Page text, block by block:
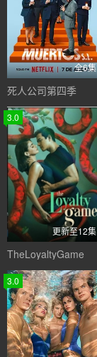
全6集
死人公司第四季
3.0
更新至12集
TheLoyaltyGame
3.0